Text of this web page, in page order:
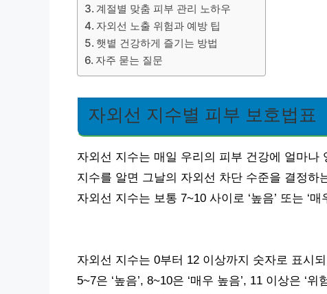
계절별 맞춤 피부 관리 노하우
자외선 노출 위험과 예방 팁
햇볕 건강하게 즐기는 방법
자주 묻는 질문
자외선 지수별 피부 보호법표
자외선 지수는 매일 우리의 피부 건강에 얼마나
지수를 알면 그날의 자외선 차단 수준을 결정
자외선 지수는 보통 7~10 사이로 ‘높음’ 또는 ‘
자외선 지수는 0부터 12 이상까지 숫자로 표시
5~7은 ‘높음’, 8~10은 ‘매우 높음’, 11 이상은 ‘